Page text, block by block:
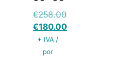
€258.00
€180.00
+ IVA /
por